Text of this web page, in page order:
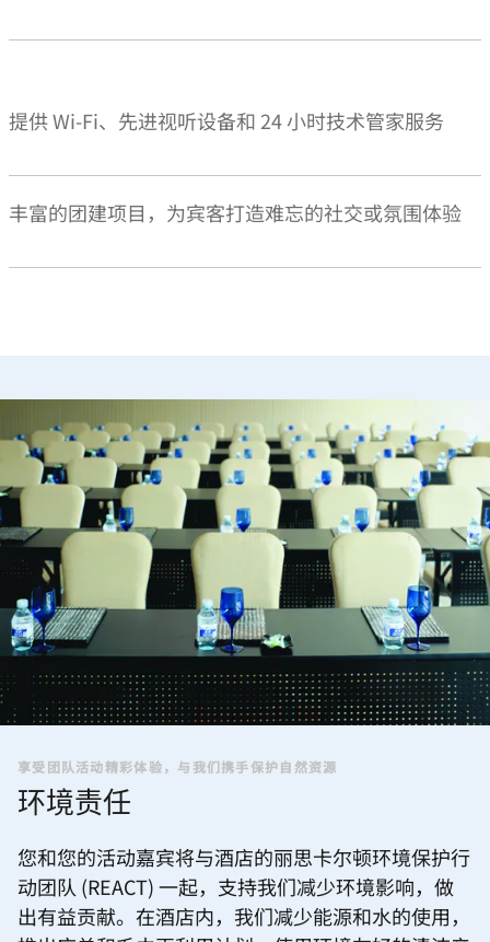
提供 Wi-Fi、先进视听设备和 24 小时技术管家服务
丰富的团建项目，为宾客打造难忘的社交或氛围体验
享受团队活动精彩体验，与我们携手保护自然资源
环境责任
您和您的活动嘉宾将与酒店的丽思卡尔顿环境保护行
动团队 (REACT) 一起，支持我们减少环境影响，做
出有益贡献。在酒店内，我们减少能源和水的使用，